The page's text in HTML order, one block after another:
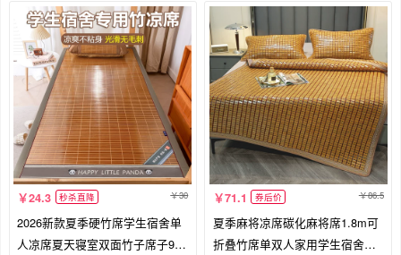
24.3 秒杀直降 30
2026新款夏季硬竹席学生宿舍单
人凉席夏天寝室双面竹子席子90x
71.1 券后价 86.5
夏季麻将凉席碳化麻将席1.8m可
折叠竹席单双人家用学生宿舍竹